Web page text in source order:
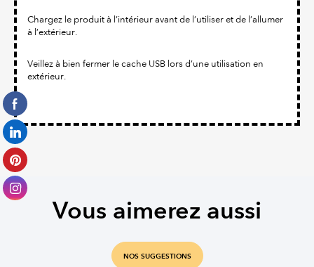
Chargez le produit à l’intérieur avant de l’utiliser et de l’allumer
à l’extérieur.
Veillez à bien fermer le cache USB lors d’une utilisation en
extérieur.
Vous aimerez aussi
NOS SUGGESTIONS